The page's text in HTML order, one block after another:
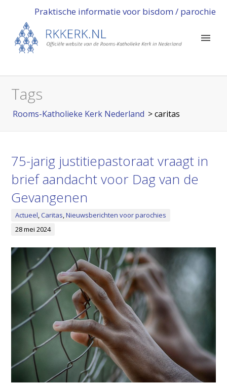
Praktische informatie voor bisdom / parochie
Tags
Rooms-Katholieke Kerk Nederland >caritas
75-jarig justitiepastoraat vraagt in
brief aandacht voor Dag van de
Gevangenen
Actueel,Caritas,Nieuwsberichten voor parochies
28 mei 2024